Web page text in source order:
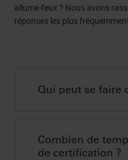
allume-feux ? Nous avons
réponses les plus
Qui peut se faire
Combien de
de certification ?